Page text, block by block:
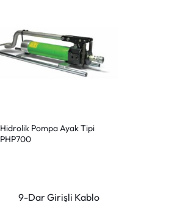
Hidrolik Pompa Ayak Tipi
PHP700